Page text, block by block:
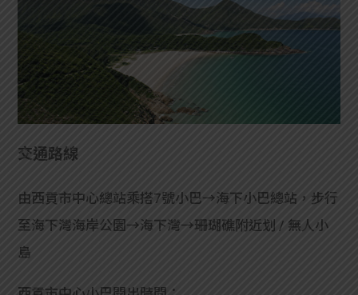
交通路線
由西貢市中心總站乘搭7號小巴→海下小巴總站，步行
至海下灣海岸公園→海下灣→珊瑚礁附近划 / 無人小
島